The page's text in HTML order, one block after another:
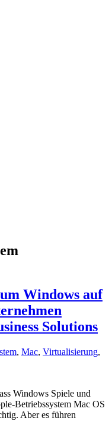
Windows auf
Solutions
, Mac, Virtualisierung,
Windows Spiele und
Betriebssystem Mac OS
Aber es führen